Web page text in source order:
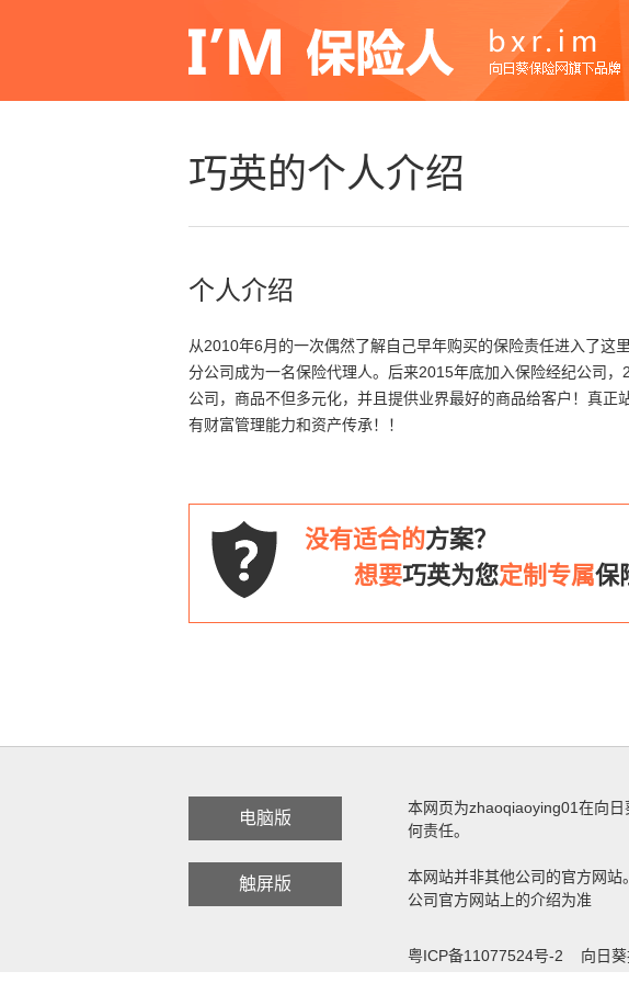
巧英的个人介绍
个人介绍
从2010年6月的一次偶然了解自己早年购买的保险责任进入了这
分公司成为一名保险代理人。后来2015年底加入保险经纪公司
公司，商品不但多元化，并且提供业界最好的商品给客户！真正
有财富管理能力和资产传承！！
没有适合的方案？
想要巧英为您定制专属保
电脑版
触屏版
本网页为zhaoqiaoying01在向
何责任。
本网站并非其他公司的官方网
公司官方网站上的介绍为准
粤ICP备11077524号-2 向日